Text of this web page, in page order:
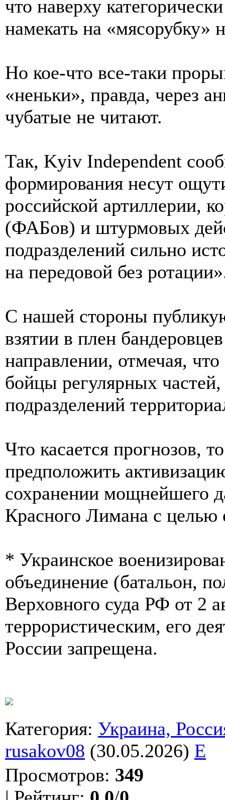
что наверху
намекать на «мясорубку»
Но кое-что все-таки
«неньки», правда, через
чубатые не читают.
Так, Kyiv Independent
формирования несут
российской артиллерии,
(ФАБов) и штурмовых
подразделений сильно
на передовой без
С нашей стороны
взятии в плен
направлении, отмечая,
бойцы регулярных
подразделений
Что касается прогнозов,
предположить
сохранении мощнейшего
Красного Лимана с целью
* Украинское
объединение (батальон,
Верховного суда РФ от 2
террористическим, его
России запрещена.
Категория: Украина,
rusakov08 (30.05.2026) E
Просмотров: 349